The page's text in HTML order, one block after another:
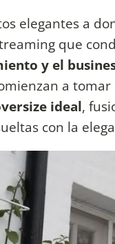
elegantes a
que
y el
a
ideal,
con la